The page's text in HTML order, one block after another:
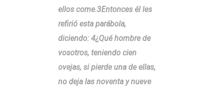
ellos come.3Entonces él les
refirió esta parábola,
diciendo: 4¿Qué hombre de
vosotros, teniendo cien
ovejas, si pierde una de ellas,
no deja las noventa y nueve